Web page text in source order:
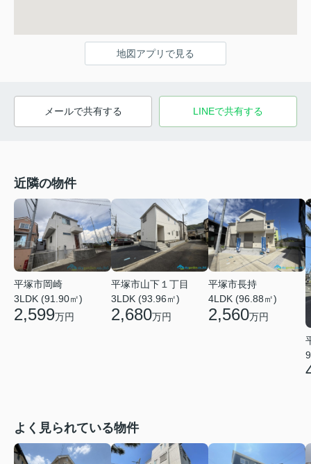
地図アプリで見る
メールで共有する LINEで共有する
近隣の物件
平塚市岡崎
3LDK (91.90㎡)
2,599万円
平塚市山下１丁目
3LDK (93.96㎡)
2,680万円
平塚市長持
4LDK (96.88㎡)
2,560万円
よく見られている物件